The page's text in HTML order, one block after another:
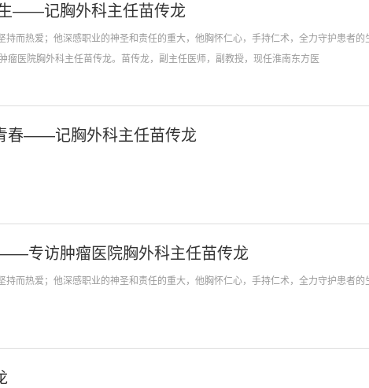
仁术好医生——记胸外科主任苗传龙
而热爱；他深感职业的神圣和责任的重大，他胸怀仁心，手持仁术，全力守护患者的
瘤医院胸外科主任苗传龙。苗传龙，副主任医师，副教授，现任淮南东方医
春——记胸外科主任苗传龙
专访肿瘤医院胸外科主任苗传龙
而热爱；他深感职业的神圣和责任的重大，他胸怀仁心，手持仁术，全力守护患者的